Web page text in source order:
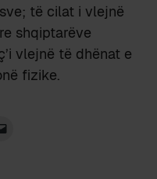
të cilat i vlejnë
shqiptarëve
vlejnë të dhënat e
fizike.